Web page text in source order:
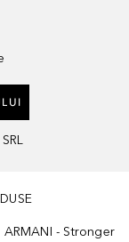
ARMANI - Stronger